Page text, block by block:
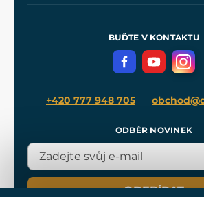
Meče pro Kingdom Come
BUĎTE V KONTAKTU
+420 777 948 705
ODBĚR NOVINEK
ODEBÍRAT